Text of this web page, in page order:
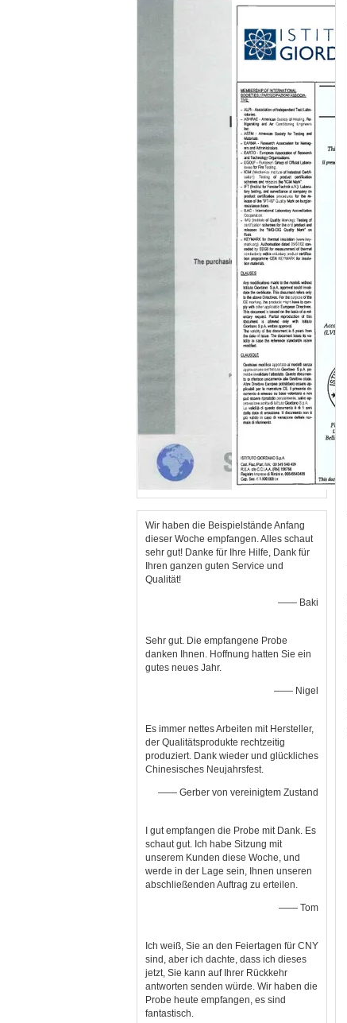
Wir haben die Beispielstände Anfang
dieser Woche empfangen. Alles schaut
sehr gut! Danke für Ihre Hilfe, Dank für
Ihren ganzen guten Service und
Qualität!
—— Baki
Sehr gut. Die empfangene Probe
danken Ihnen. Hoffnung hatten Sie ein
gutes neues Jahr.
—— Nigel
Es immer nettes Arbeiten mit Hersteller,
der Qualitätsprodukte rechtzeitig
produziert. Dank wieder und glückliches
Chinesisches Neujahrsfest.
—— Gerber von vereinigtem Zustand
I gut empfangen die Probe mit Dank. Es
schaut gut. Ich habe Sitzung mit
unserem Kunden diese Woche, und
werde in der Lage sein, Ihnen unseren
abschließenden Auftrag zu erteilen.
—— Tom
Ich weiß, Sie an den Feiertagen für CNY
sind, aber ich dachte, dass ich dieses
jetzt, Sie kann auf Ihrer Rückkehr
antworten senden würde. Wir haben die
Probe heute empfangen, es sind
fantastisch.